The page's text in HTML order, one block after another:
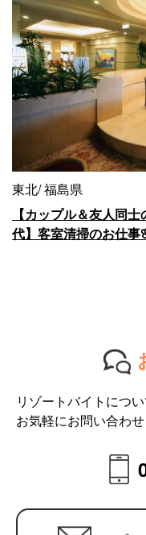
東北 福島県
【カップル＆友人同
代】客室清掃のお仕
リゾートバイトにつ
お気軽にお問い合わせ